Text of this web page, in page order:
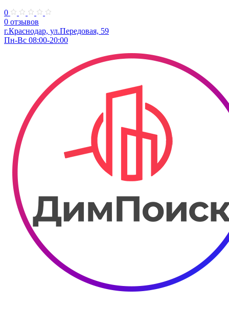
0
0 отзывов
г.Краснодар, ул.Передовая, 59
Пн-Вс 08:00-20:00